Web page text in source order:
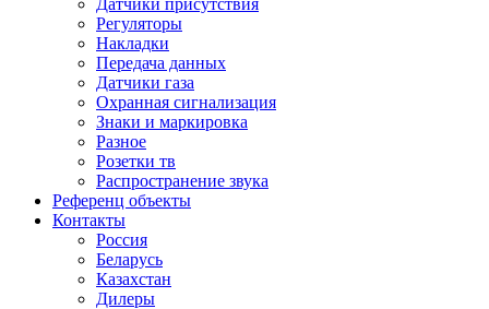
Датчики присутствия
Регуляторы
Накладки
Передача данных
Датчики газа
Охранная сигнализация
Знаки и маркировка
Разное
Розетки тв
Распространение звука
Референц объекты
Контакты
Россия
Беларусь
Казахстан
Дилеры